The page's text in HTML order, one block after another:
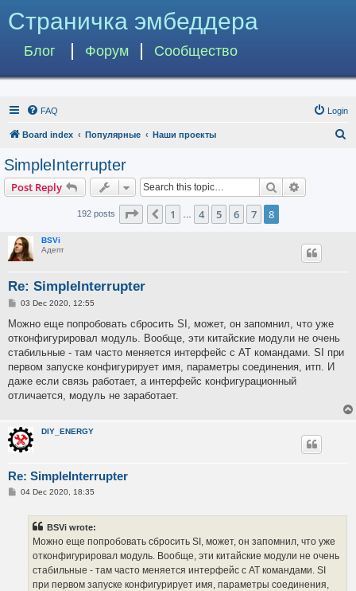
Страничка эмбеддера
Блог Форум Сообщество
FAQ Login
Board index Популярные Наши проекты
SimpleInterrupter
Post Reply Search
192 posts Page of8
Previous
1 4 5 6 7 8
BSVi
Адепт
Re: SimpleInterrupter
P
s
03 Dec 2020, 12:55
Можно еще попробовать сбросить SI, может, он запомнил, что уже
отконфигурировал модуль. Вообще, эти китайские модули не очень
стабильные - там часто меняется интерфейс с AT командами. SI при
первом запуске конфигурирует имя, параметры соединения, итп. И
даже если связь работает, а интерфейс конфигурационный
отличается, модуль не заработает.
DIY_ENERGY
Re: SimpleInterrupter
P04 Dec 2020, 18:35
BSVi wrote:
Можно еще попробовать сбросить SI, может, он запомнил, что уже
отконфигурировал модуль. Вообще, эти китайские модули не очень
стабильные - там часто меняется интерфейс с AT командами. SI
при первом запуске конфигурирует имя, параметры соединения,